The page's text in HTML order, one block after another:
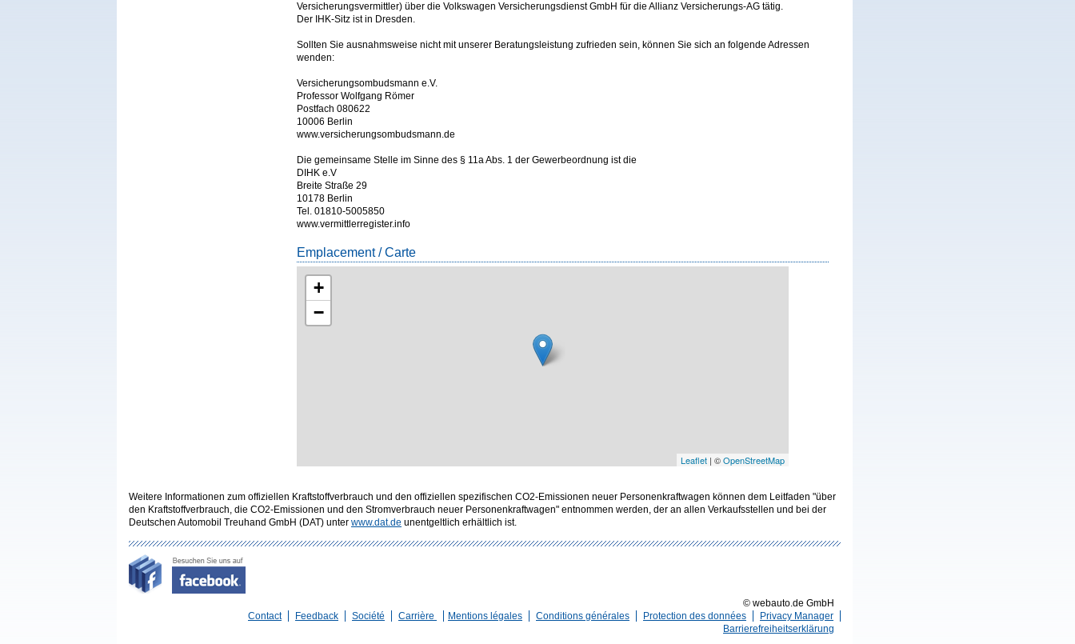
Versicherungsvermittler) über die Volkswagen Versicherungsdienst GmbH für die Allianz Versicherungs-AG tätig.
Sollten Sie ausnahmsweise nicht mit unserer Beratungsleistung zufrieden sein, können Sie sich an folgende Adressen
wenden:
Versicherungsombudsmann e.V.
Professor Wolfgang Römer
Postfach 080622
10006 Berlin
www.versicherungsombudsmann.de
Die gemeinsame Stelle im Sinne des § 11a Abs. 1 der Gewerbeordnung ist die
DIHK e.V
Breite Straße 29
10178 Berlin
Tel. 01810-5005850
www.vermittlerregister.info
Emplacement / Carte
+
−
Leaflet | ©OpenStreetMap
Weitere Informationen zum offiziellen Kraftstoffverbrauch und den offiziellen spezifischen CO2-Emissionen neuer Personenkraftwagen können dem Leitfaden "über
den Kraftstoffverbrauch, die CO2-Emissionen und den Stromverbrauch neuer Personenkraftwagen" entnommen werden, der an allen Verkaufsstellen und bei der
Deutschen Automobil Treuhand GmbH (DAT) unter www.dat.de unentgeltlich erhältlich ist.
© webauto.de GmbH
Contact
Feedback Société Carrière Mentions légales Conditions générales Protection des données
Privacy Manager
Barrierefreiheitserklärung